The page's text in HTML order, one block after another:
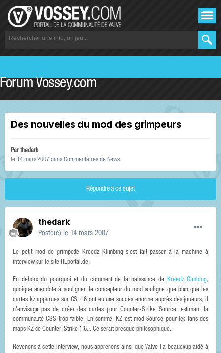
Forum Vossey.com
Des nouvelles du mod des grimpeurs
Parthedark
le 14 mars 2007 dans Commentaires de News
Répondre à ce sujet
thedark
Posté(e) le 14 mars 2007
Le petit mod de grimpette Kreedz Klimbing s'est fait passer à la machine à
interview sur le site HLportal.de.
En dehors du pourquoi et du comment de la naissance deKreedz Cimbing,
quoique anecdote à souligner, le concepteur du mod souligne que bien que les
cartes kz apparues sur CS 1.6 ont eu une succès énorme auprès des joueurs, il
n'envisage pas de créer des cartes pour Counter-Strike Source, estimant la
communauté CSS trop faible. En somme, KZ est mod Source pour les fans des
maps KZ de Counter-Strike 1.6... Ce serait presque philosophique.
Revenons à cette interview, nous apprenons ainsi que Valve l'a beaucoup aidé à